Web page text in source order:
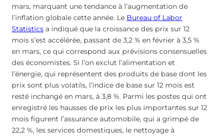
mars, marquant une tendance à l’augmentation de
l’inflation globale cette année. Le Bureau of Labor
Statistics a indiqué que la croissance des prix sur 12
mois s’est accélérée, passant de 3,2 % en février à 3,5 %
en mars, ce qui correspond aux prévisions consensuelles
des économistes. Si l’on exclut l’alimentation et
l’énergie, qui représentent des produits de base dont les
prix sont plus volatils, l’indice de base sur 12 mois est
resté inchangé en mars, à 3,8 %. Parmi les postes qui ont
enregistré les hausses de prix les plus importantes sur 12
mois figurent l’assurance automobile, qui a grimpé de
22,2 %, les services domestiques, le nettoyage à